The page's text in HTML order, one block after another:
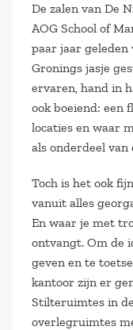
De zalen van De
AOG School of
paar jaar
Gronings jasje
ervaren, hand in
ook boeiend: een
locaties en waar
als onderdeel van
Toch is het ook
vanuit alles
En waar je met
ontvangt. Om de
geven en te
kantoor zijn er
Stilteruimtes in
overlegruimtes